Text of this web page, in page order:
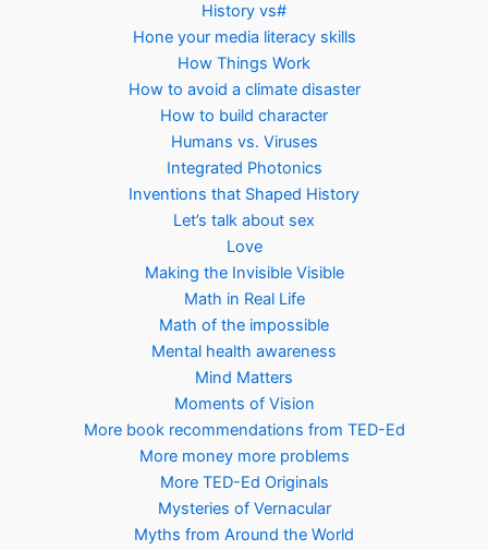
History vs#
Hone your media literacy skills
How Things Work
How to avoid a climate disaster
How to build character
Humans vs. Viruses
Integrated Photonics
Inventions that Shaped History
Let’s talk about sex
Love
Making the Invisible Visible
Math in Real Life
Math of the impossible
Mental health awareness
Mind Matters
Moments of Vision
More book recommendations from TED-Ed
More money more problems
More TED-Ed Originals
Mysteries of Vernacular
Myths from Around the World